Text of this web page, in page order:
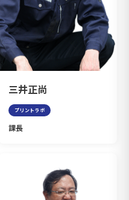
三井正尚
プリントラボ
課長